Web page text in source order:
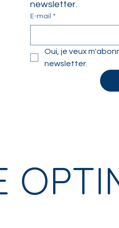
newsletter.
E-mail *
Oui, je veux
newsletter.